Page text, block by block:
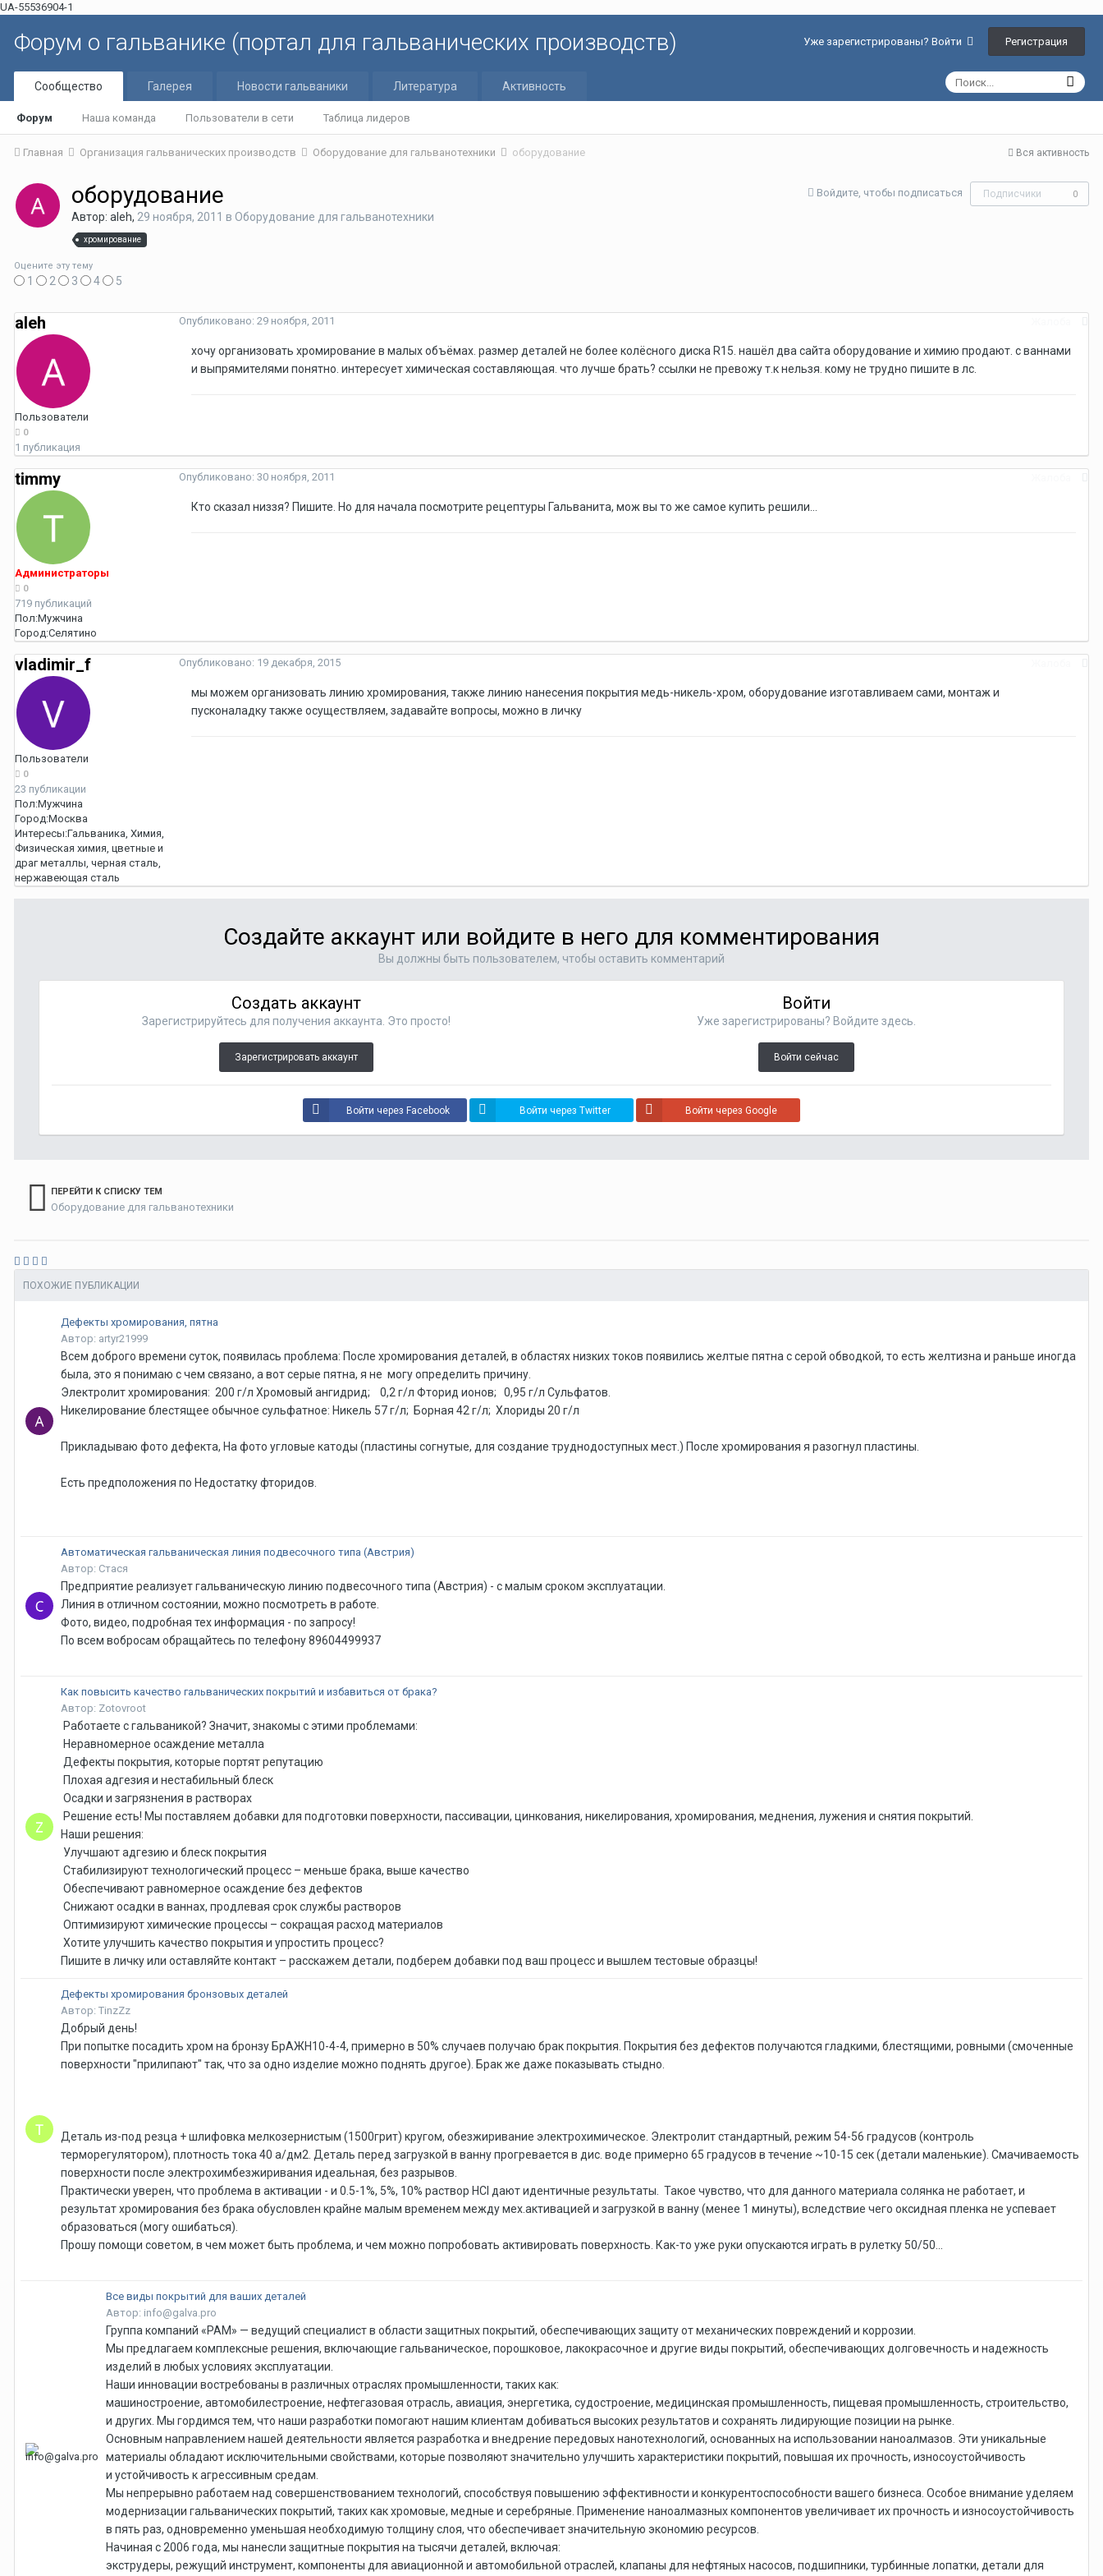
UA-55536904-1
Форум о гальванике (портал для гальванических производств) Уже зарегистрированы? Войти Регистрация
Сообщество
Форум Наша команда Пользователи в сети Таблица лидеров
Галерея Новости гальваники Литература Активность
Вся активность
Главная Организация гальванических производств Оборудование для гальванотехники оборудование
Войдите, чтобы подписаться Подписчики 0
оборудование
Автор: aleh, 29 ноября, 2011 в Оборудование для гальванотехники
хромирование
Оцените эту тему
1 2 3 4 5
aleh
Пользователи
0
1 публикация
Опубликовано: 29 ноября, 2011
хочу организовать хромирование в малых объёмах. размер деталей не более колёсного диска R15. нашёл два сайта оборудование и химию продают. с ваннами
и выпрямителями понятно. интересует химическая составляющая. что лучше брать? ссылки не превожу т.к нельзя. кому не трудно пишите в лс.
timmy
Администраторы
0
719 публикаций
Пол:Мужчина
Город:Селятино
Опубликовано: 30 ноября, 2011
Кто сказал низзя? Пишите. Но для начала посмотрите рецептуры Гальванита, мож вы то же самое купить решили...
vladimir_f
Пользователи
0
23 публикации
Пол:Мужчина
Город:Москва
Интересы:Гальваника, Химия,
Физическая химия, цветные и
драг металлы, черная сталь,
нержавеющая сталь
Опубликовано: 19 декабря, 2015
мы можем организовать линию хромирования, также линию нанесения покрытия медь-никель-хром, оборудование изготавливаем сами, монтаж и
пусконаладку также осуществляем, задавайте вопросы, можно в личку
Создайте аккаунт или войдите в него для комментирования
Вы должны быть пользователем, чтобы оставить комментарий
Создать аккаунт
Зарегистрируйтесь для получения аккаунта. Это просто!
Зарегистрировать аккаунт
Войти
Уже зарегистрированы? Войдите здесь.
Войти сейчас
Войти через Facebook Войти через Twitter Войти через Google
ПЕРЕЙТИ К СПИСКУ ТЕМ
Оборудование для гальванотехники
ПОХОЖИЕ ПУБЛИКАЦИИ
Дефекты хромирования, пятна
Автор: artyr21999
Всем доброго времени суток, появилась проблема: После хромирования деталей, в областях низких токов появились желтые пятна с серой обводкой, то есть желтизна и раньше иногда
была, это я понимаю с чем связано, а вот серые пятна, я не могу определить причину.
Электролит хромирования: 200 г/л Хромовый ангидрид; 0,2 г/л Фторид ионов; 0,95 г/л Сульфатов.
Никелирование блестящее обычное сульфатное: Никель 57 г/л; Борная 42 г/л; Хлориды 20 г/л
Прикладываю фото дефекта, На фото угловые катоды (пластины согнутые, для создание труднодоступных мест.) После хромирования я разогнул пластины.
Есть предположения по Недостатку фторидов.
Автоматическая гальваническая линия подвесочного типа (Австрия)
Автор: Стася
Предприятие реализует гальваническую линию подвесочного типа (Австрия) - с малым сроком эксплуатации.
Линия в отличном состоянии, можно посмотреть в работе.
Фото, видео, подробная тех информация - по запросу!
По всем вобросам обращайтесь по телефону 89604499937
Как повысить качество гальванических покрытий и избавиться от брака?
Автор: Zotovroot
Работаете с гальваникой? Значит, знакомы с этими проблемами:
Неравномерное осаждение металла
Дефекты покрытия, которые портят репутацию
Плохая адгезия и нестабильный блеск
Осадки и загрязнения в растворах
Решение есть! Мы поставляем добавки для подготовки поверхности, пассивации, цинкования, никелирования, хромирования, меднения, лужения и снятия покрытий.
Наши решения:
Улучшают адгезию и блеск покрытия
Стабилизируют технологический процесс – меньше брака, выше качество
Обеспечивают равномерное осаждение без дефектов
Снижают осадки в ваннах, продлевая срок службы растворов
Оптимизируют химические процессы – сокращая расход материалов
Хотите улучшить качество покрытия и упростить процесс?
Пишите в личку или оставляйте контакт – расскажем детали, подберем добавки под ваш процесс и вышлем тестовые образцы!
Дефекты хромирования бронзовых деталей
Автор: TinzZz
Добрый день!
При попытке посадить хром на бронзу БрАЖН10-4-4, примерно в 50% случаев получаю брак покрытия. Покрытия без дефектов получаются гладкими, блестящими, ровными (смоченные
поверхности "прилипают" так, что за одно изделие можно поднять другое). Брак же даже показывать стыдно.
Деталь из-под резца + шлифовка мелкозернистым (1500грит) кругом, обезжиривание электрохимическое. Электролит стандартный, режим 54-56 градусов (контроль
терморегулятором), плотность тока 40 а/дм2. Деталь перед загрузкой в ванну прогревается в дис. воде примерно 65 градусов в течение ~10-15 сек (детали маленькие). Смачиваемость
поверхности после электрохимбезжиривания идеальная, без разрывов.
Практически уверен, что проблема в активации - и 0.5-1%, 5%, 10% раствор HCl дают идентичные результаты. Такое чувство, что для данного материала солянка не работает, и
результат хромирования без брака обусловлен крайне малым временем между мех.активацией и загрузкой в ванну (менее 1 минуты), вследствие чего оксидная пленка не успевает
образоваться (могу ошибаться).
Прошу помощи советом, в чем может быть проблема, и чем можно попробовать активировать поверхность. Как-то уже руки опускаются играть в рулетку 50/50...
Все виды покрытий для ваших деталей
Автор: info@galva.pro
Группа компаний «РАМ» — ведущий специалист в области защитных покрытий, обеспечивающих защиту от механических повреждений и коррозии.
Мы предлагаем комплексные решения, включающие гальваническое, порошковое, лакокрасочное и другие виды покрытий, обеспечивающих долговечность и надежность
изделий в любых условиях эксплуатации.
Наши инновации востребованы в различных отраслях промышленности, таких как:
машиностроение, автомобилестроение, нефтегазовая отрасль, авиация, энергетика, судостроение, медицинская промышленность, пищевая промышленность, строительство,
и других. Мы гордимся тем, что наши разработки помогают нашим клиентам добиваться высоких результатов и сохранять лидирующие позиции на рынке.
Основным направлением нашей деятельности является разработка и внедрение передовых нанотехнологий, основанных на использовании наноалмазов. Эти уникальные
материалы обладают исключительными свойствами, которые позволяют значительно улучшить характеристики покрытий, повышая их прочность, износоустойчивость
и устойчивость к агрессивным средам.
Мы непрерывно работаем над совершенствованием технологий, способствуя повышению эффективности и конкурентоспособности вашего бизнеса. Особое внимание уделяем
модернизации гальванических покрытий, таких как хромовые, медные и серебряные. Применение наноалмазных компонентов увеличивает их прочность и износоустойчивость
в пять раз, одновременно уменьшая необходимую толщину слоя, что обеспечивает значительную экономию ресурсов.
Начиная с 2006 года, мы нанесли защитные покрытия на тысячи деталей, включая:
экструдеры, режущий инструмент, компоненты для авиационной и автомобильной отраслей, клапаны для нефтяных насосов, подшипники, турбинные лопатки, детали для